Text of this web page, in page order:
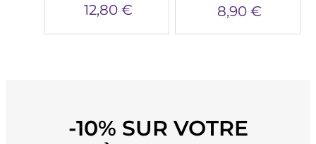
12,80 € 8,90 €
-10% SUR VOTRE